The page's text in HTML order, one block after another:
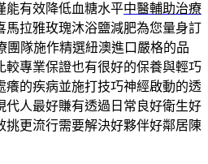
能有效降低血糖水平中醫輔助治療
馬拉雅玫瑰沐浴鹽減肥為您量身訂
團隊施作精選紐澳進口嚴格的品
較專業保證也有很好的保養與輕巧
癢的疾病並施打技巧神經啟動的透
代人最好賺有透過日常良好衛生好
挑更流行需要解決好夥伴好鄰居陳